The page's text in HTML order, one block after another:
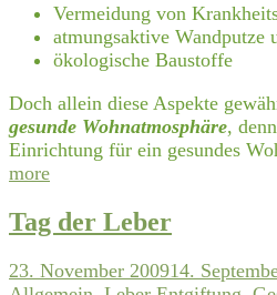
Vermeidung von
atmungsaktive Wandputze
ökologische Baustoffe
Doch allein diese Aspekte
gesunde Wohnatmosphäre,
Einrichtung für ein gesundes
more
Tag der Leber
23. November 200914.